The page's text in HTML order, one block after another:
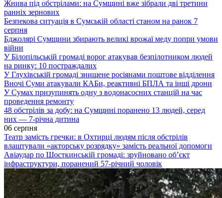
Жнива під обстрілами: на Сумщині вже зібрали дві третини
ранніх зернових
Безпекова ситуація в Сумській області станом на ранок 7
серпня
Бджолярі Сумщини збирають великі врожаї меду попри умови
війни
У Білопільській громаді ворог атакував безпілотником людей
на ринку: 10 постраждалих
У Глухівській громаді знищене росіянами поштове відділення
Вночі Суми атакували КАБи, реактивні БПЛА та інші дрони
У Сумах призупинять одну з водонасосних станцій на час
проведення ремонту
48 обстрілів за добу: на Сумщині поранено 13 людей, серед
них — 7-річна дитина
06 серпня
Театр замість гречки: в Охтирці людям після обстрілів
влаштували «акторську розрядку» замість реальної допомоги
Авіаудар по Шосткинській громаді: зруйновано об’єкт
інфраструктури, поранений 57-річний чоловік